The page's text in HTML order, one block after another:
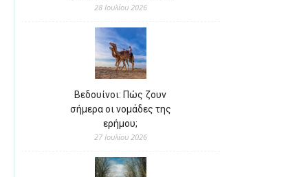
28 Ιουλίου 2026
Βεδουίνοι: Πώς ζουν
σήμερα οι νομάδες της
ερήμου;
27 Ιουλίου 2026